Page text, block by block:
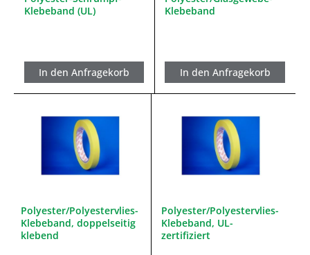
Klebeband (UL)
In den Anfragekorb
Klebeband
In den Anfragekorb
Polyester/Polyestervlies-
Klebeband, doppelseitig
klebend
Polyester/Polyestervlies-
Klebeband, UL-
zertifiziert